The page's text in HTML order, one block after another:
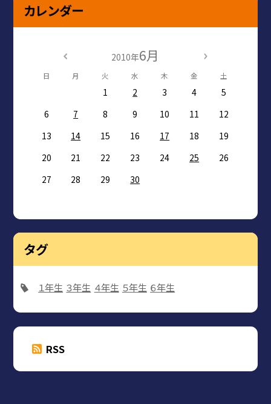
カレンダー
2010年6月
日 月 火 水 木 金 土
1 2 3 4
5
6
7 8 9 10 11
12
13
14 15 16 17 18
19
20
21 22 23 24 25
26
27
28 29 30
タグ
１年生 ３年生 ４年生 ５年生 ６年生
RSS